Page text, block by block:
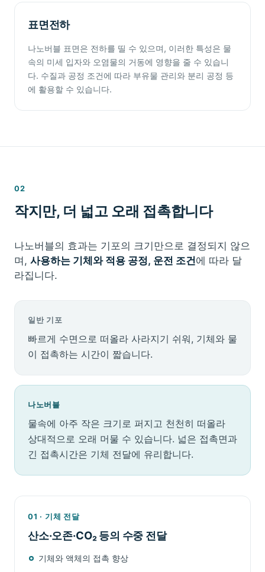
표면전하
나노버블 표면은 전하를 띨 수 있으며, 이러한 특성은 물
속의 미세 입자와 오염물의 거동에 영향을 줄 수 있습니
다. 수질과 공정 조건에 따라 부유물 관리와 분리 공정 등
에 활용할 수 있습니다.
02
작지만, 더 넓고 오래 접촉합니다
나노버블의 효과는 기포의 크기만으로 결정되지 않으
며, 사용하는 기체와 적용 공정, 운전 조건에 따라 달
라집니다.
일반 기포
빠르게 수면으로 떠올라 사라지기 쉬워, 기체와 물
이 접촉하는 시간이 짧습니다.
나노버블
물속에 아주 작은 크기로 퍼지고 천천히 떠올라
상대적으로 오래 머물 수 있습니다. 넓은 접촉면과
긴 접촉시간은 기체 전달에 유리합니다.
01 · 기체 전달
산소·오존·CO₂ 등의 수중 전달
기체와 액체의 접촉 향상